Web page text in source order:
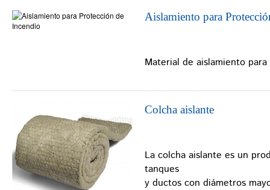
Aislamiento para
Material de aislamiento
Colcha aislante
La colcha aislante es un
tanques
y ductos con diámetros